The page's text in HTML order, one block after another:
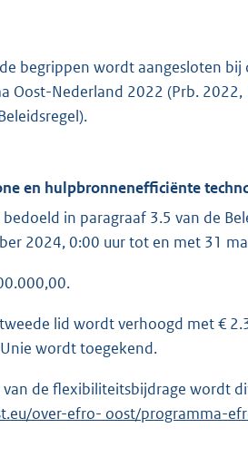
begrippen wordt aangesloten bij
Oost-Nederland 2022 (Prb.
en hulpbronnenefficiënte
in paragraaf 3.5 van de
2024, 0:00 uur tot en met 31
lid wordt verhoogd met €
wordt toegekend.
de flexibiliteitsbijdrage wordt
over-efro- oost/programma-